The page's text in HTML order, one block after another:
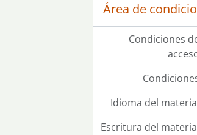
Área de
Condiciones
Idioma del
Escritura del